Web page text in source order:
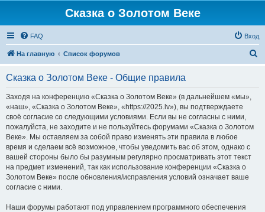
Сказка о Золотом Веке
FAQ Вход
На главную Список форумов
Сказка о Золотом Веке - Общие правила
Заходя на конференцию «Сказка о Золотом Веке» (в дальнейшем «мы»,
«наш», «Сказка о Золотом Веке», «https://2025.lv»), вы подтверждаете
своё согласие со следующими условиями. Если вы не согласны с ними,
пожалуйста, не заходите и не пользуйтесь форумами «Сказка о Золотом
Веке». Мы оставляем за собой право изменять эти правила в любое
время и сделаем всё возможное, чтобы уведомить вас об этом, однако с
вашей стороны было бы разумным регулярно просматривать этот текст
на предмет изменений, так как использование конференции «Сказка о
Золотом Веке» после обновления/исправления условий означает ваше
согласие с ними.
Наши форумы работают под управлением программного обеспечения